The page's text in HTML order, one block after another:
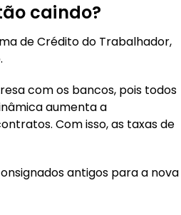
caindo?
de Crédito do Trabalhador,
com os bancos, pois todos
aumenta a
Com isso, as taxas de
antigos para a nova